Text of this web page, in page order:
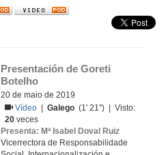
Presentación de Goreti
Botelho
20 de maio de 2019
Vídeo
|Galego (1' 21'') | Visto:
20 veces
Presenta: Mª Isabel Doval Ruiz
Vicerrectora de Responsabilidade